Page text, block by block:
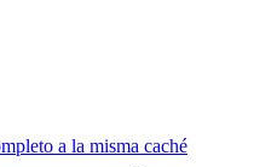
a la misma caché